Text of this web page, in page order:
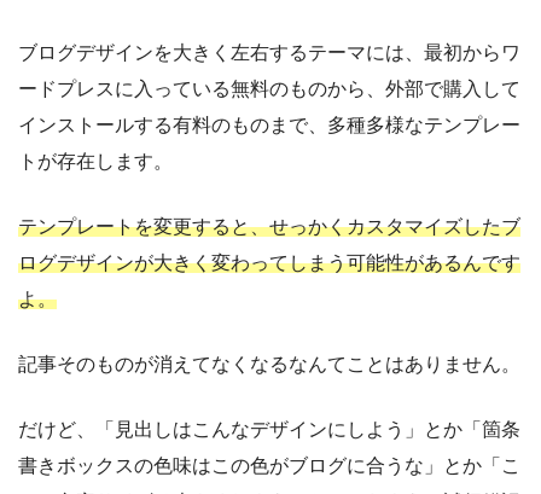
ブログデザインを大きく左右するテーマには、最初からワ
ードプレスに入っている無料のものから、外部で購入して
インストールする有料のものまで、多種多様なテンプレー
トが存在します。
テンプレートを変更すると、せっかくカスタマイズしたブ
ログデザインが大きく変わってしまう可能性があるんです
よ。
記事そのものが消えてなくなるなんてことはありません。
だけど、「見出しはこんなデザインにしよう」とか「箇条
書きボックスの色味はこの色がブログに合うな」とか「こ